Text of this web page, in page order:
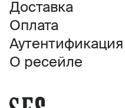
Доставка
Оплата
Аутентификация
О ресейле